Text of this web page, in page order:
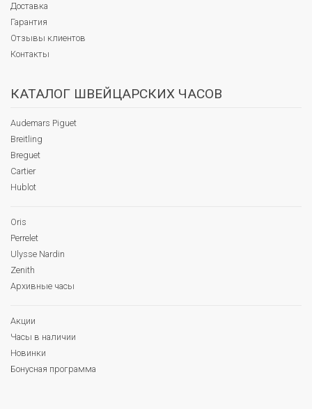
Доставка
Гарантия
Отзывы клиентов
Контакты
КАТАЛОГ ШВЕЙЦАРСКИХ ЧАСОВ
Audemars Piguet
Breitling
Breguet
Cartier
Hublot
Oris
Perrelet
Ulysse Nardin
Zenith
Архивные часы
Акции
Часы в наличии
Новинки
Бонусная программа